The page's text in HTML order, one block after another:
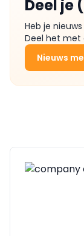
Deel je
Heb je
Deel het met
Nieuws